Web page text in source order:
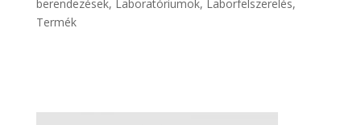
berendezések, Laboratóriumok, Laborfelszerelés,
Termék